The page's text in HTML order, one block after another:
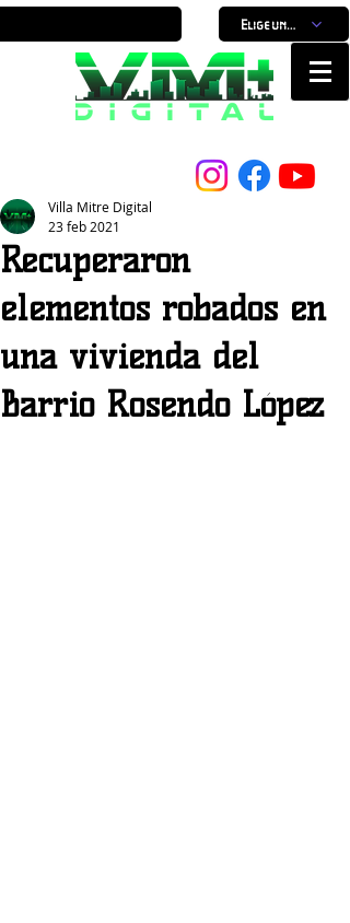
Elige un horario
Recuperaron
elementos robados en
una vivienda del
Barrio Rosendo López
Villa Mitre Digital
23 feb 2021